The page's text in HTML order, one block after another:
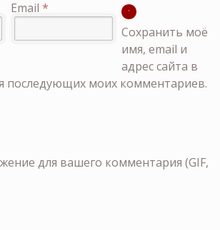
Email *
Сохранить моё
имя, email и
адрес сайта в
последующих моих комментариев.
для вашего комментария (GIF,